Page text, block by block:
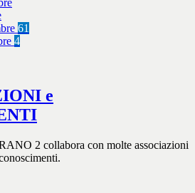
61
4
e
2 collabora con molte associazioni